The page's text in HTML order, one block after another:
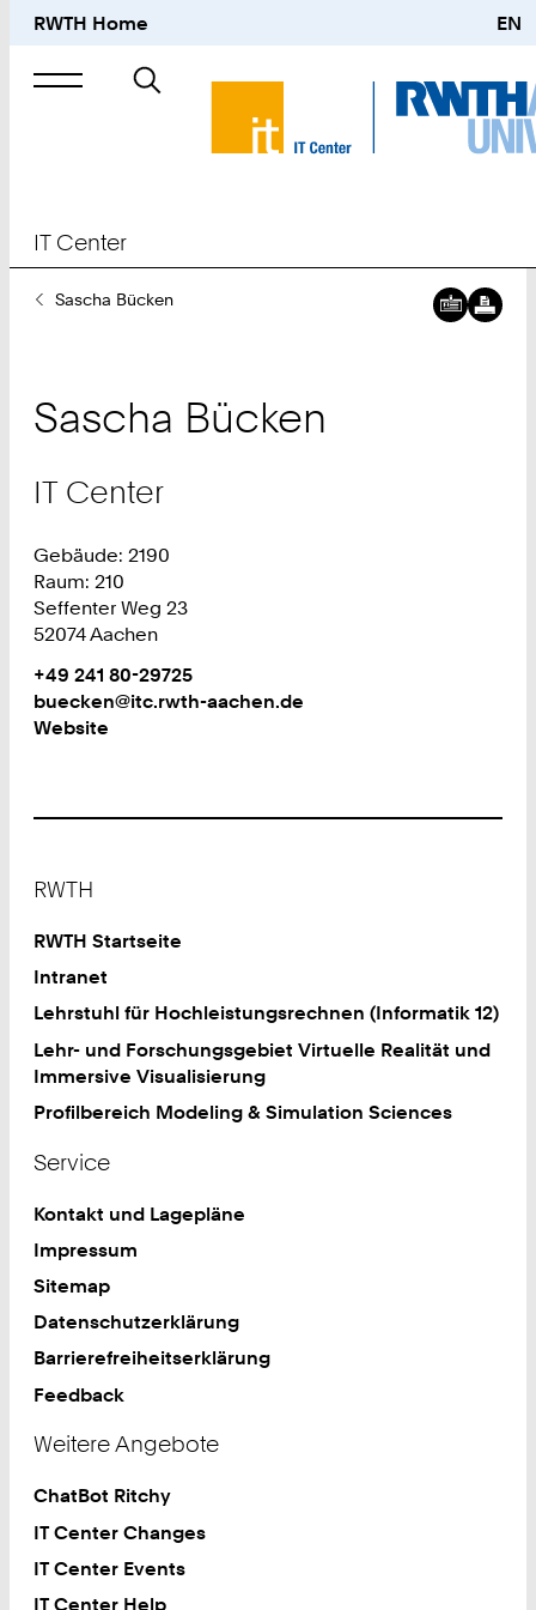
RWTH Home EN
Suche
nach
IT Center
SieSascha Bücken
Sascha Bücken
IT Center
Gebäude: 2190
Raum: 210
Seffenter Weg 23
52074 Aachen
Work
Telefon:
+
4
0
9
2
5
+49 241 80-29725
Work
buecken@itc.rwth-aachen.de
Website
RWTH
RWTH Startseite
Intranet
Lehrstuhl für Hochleistungsrechnen (Informatik 12)
Lehr- und Forschungsgebiet Virtuelle Realität und
Immersive Visualisierung
Profilbereich Modeling & Simulation Sciences
Service
Kontakt und Lagepläne
Impressum
Sitemap
Datenschutzerklärung
Barrierefreiheitserklärung
Feedback
Weitere Angebote
ChatBot Ritchy
IT Center Changes
IT Center Events
IT Center Help